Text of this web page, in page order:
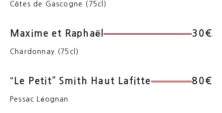
Côtes de Gascogne (75cl)
Maxime et Raphaël 30€
Chardonnay (75cl)
“Le Petit” Smith Haut Lafitte 80€
Pessac Léognan